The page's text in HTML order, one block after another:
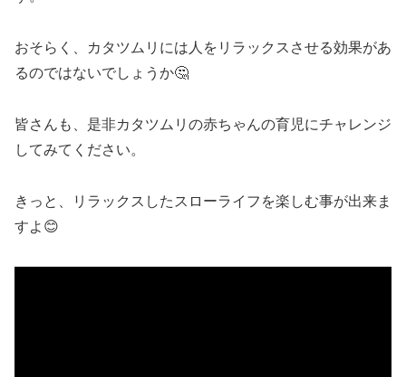
おそらく、カタツムリには人をリラックスさせる効果があ
るのではないでしょうか🤔
皆さんも、是非カタツムリの赤ちゃんの育児にチャレンジ
してみてください。
きっと、リラックスしたスローライフを楽しむ事が出来ま
すよ😊